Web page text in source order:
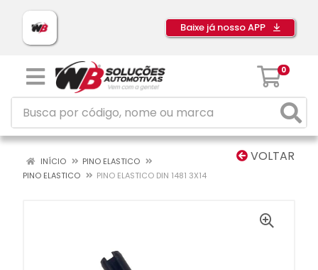
Baixe já nosso APP
0
VOLTAR
INÍCIO
PINO ELASTICO
PINO ELASTICO
PINO ELASTICO DIN 1481 3X14